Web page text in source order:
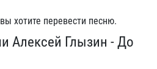
хотите перевести песню.
Алексей Глызин - До